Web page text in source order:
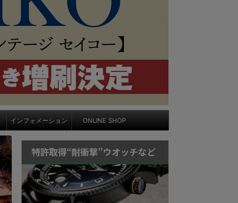
インフォメーション ONLINE SHOP
特許取得“耐衝撃”ウオッチなど